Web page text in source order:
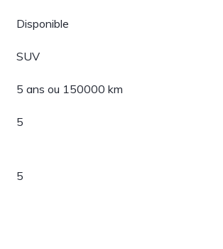
Disponible
SUV
5 ans ou 150000 km
5
5